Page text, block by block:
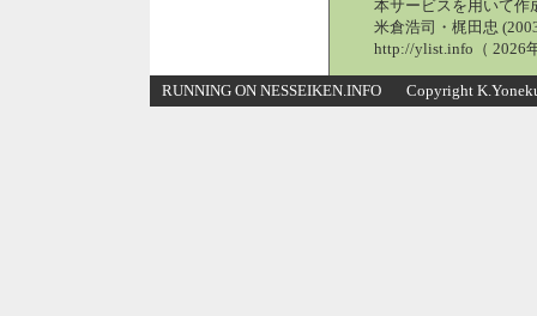
本サービスを用いて作
米倉浩司・梶田忠
http://ylist.info（ 2026
RUNNING ON NESSEIKEN.INFO Copyright